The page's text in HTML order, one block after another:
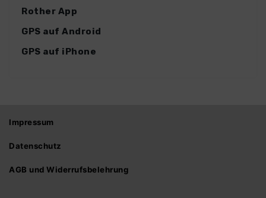
Rother App
GPS auf Android
GPS auf iPhone
Impressum
Datenschutz
AGB und Widerrufsbelehrung